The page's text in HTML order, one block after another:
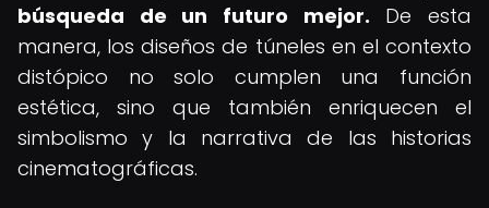
búsqueda de un futuro mejor. De esta
manera, los diseños de túneles en el contexto
distópico no solo cumplen una función
estética, sino que también enriquecen el
simbolismo y la narrativa de las historias
cinematográficas.